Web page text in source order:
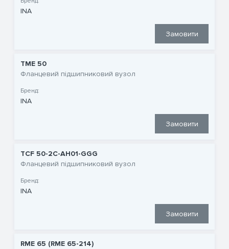
INA
Замовити
TME 50
Фланцевий підшипниковий вузол
Бренд:
INA
Замовити
TCF 50-2C-AH01-GGG
Фланцевий підшипниковий вузол
Бренд:
INA
Замовити
RME 65 (RME 65-214)